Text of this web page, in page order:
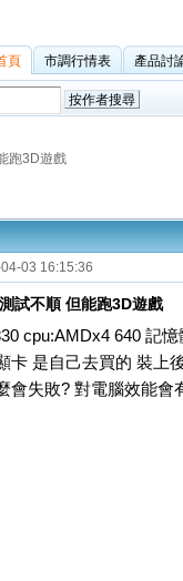
頁 市調行情表 產品討
跑3D遊戲
03 16:15:36
試不順 但能跑3D遊戲
cpu:AMDx4 640 記
卡 是自己去買的 裝上
會失敗? 對電腦效能會